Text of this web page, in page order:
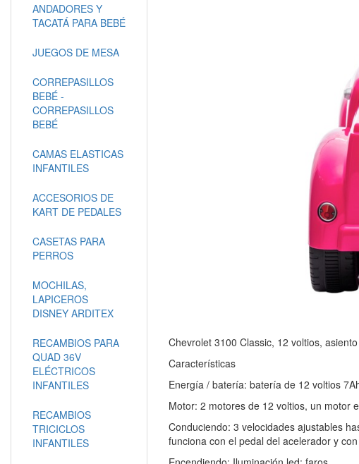
Chevrolet 3100 Classic, 12 voltios,
Características
Energía / batería: batería de 12 voltios
Motor: 2 motores de 12 voltios, un motor
Conduciendo: 3 velocidades ajustables
funciona con el pedal del acelerador y
ANDADORES Y
TACATÁ PARA BEBÉ
JUEGOS DE MESA
CORREPASILLOS
BEBÉ -
CORREPASILLOS
BEBÉ
CAMAS ELASTICAS
INFANTILES
ACCESORIOS DE
KART DE PEDALES
CASETAS PARA
PERROS
MOCHILAS,
LAPICEROS
DISNEY ARDITEX
RECAMBIOS PARA
QUAD 36V
ELÉCTRICOS
INFANTILES
RECAMBIOS
TRICICLOS
INFANTILES